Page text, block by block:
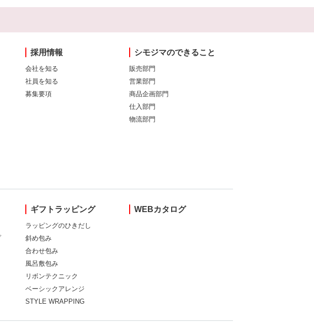
採用情報
会社を知る
社員を知る
募集要項
シモジマのできること
販売部門
営業部門
商品企画部門
仕入部門
物流部門
ギフトラッピング
ラッピングのひきだし
斜め包み
合わせ包み
風呂敷包み
リボンテクニック
ベーシックアレンジ
STYLE WRAPPING
WEBカタログ